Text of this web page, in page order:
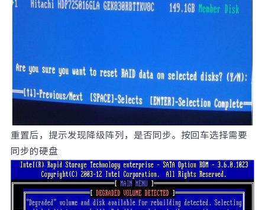
重置后，提示发现降级阵列，是否同步。按回车选择需要
同步的硬盘